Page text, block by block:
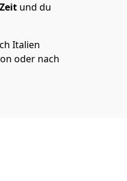
und du
Italien
oder nach